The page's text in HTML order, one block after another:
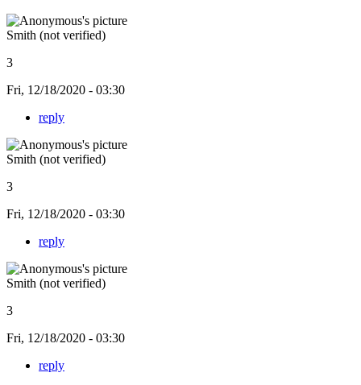
Smith (not verified)
3
Fri, 12/18/2020 - 03:30
reply
Smith (not verified)
3
Fri, 12/18/2020 - 03:30
reply
Smith (not verified)
3
Fri, 12/18/2020 - 03:30
reply